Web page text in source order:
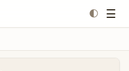
🌓 ☰